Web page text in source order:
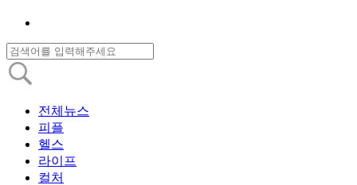
전체뉴스
피플
헬스
라이프
컬처